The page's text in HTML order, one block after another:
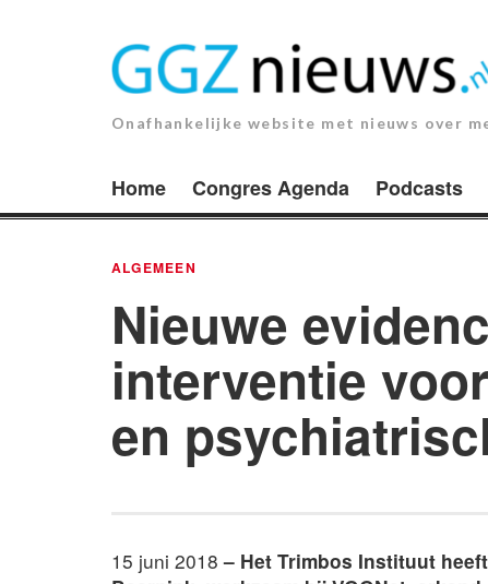
Onafhankelijke website met nieuws over
Home Congres Agenda Podcasts
ALGEMEEN
Nieuwe
interventie
en
15 juni 2018– Het Trimbos Instituut